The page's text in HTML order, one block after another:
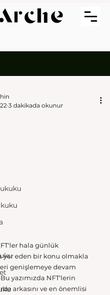
3 dakikada okunur
hala günlük
yer eden bir konu olmakla
genişlemeye devam
yazımızda NFT'lerin
arkasını ve en önemlisi